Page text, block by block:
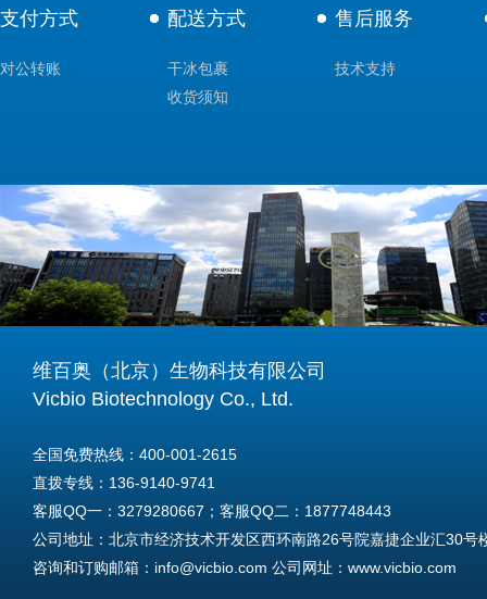
支付方式
对公转账
配送方式
干冰包裹
收货须知
售后服务
技术支持
维百奥（北京）生物科技有限公司
Vicbio Biotechnology Co., Ltd.
全国免费热线：400-001-2615
直拨专线：136-9140-9741
客服QQ一：3279280667；客服QQ二：1877748443
公司地址：北京市经济技术开发区西环南路26号院嘉捷企业汇30号
咨询和订购邮箱：info@vicbio.com 公司网址：www.vicbio.com